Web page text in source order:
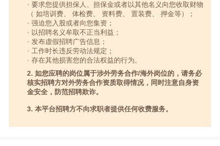
· 要求您提供担保人、担保金或者以其他名义向您收取财物
（ 如培训费、 体检费、 资料费、 置装费、 押金等）；
· 强迫您入股或者向您集资；
· 以招聘名义牟取不正当利益；
· 发布虚假招聘广告信息；
· 工作时长违反劳动法规定；
· 存在其他损害您的合法权益的行为。
2. 如您应聘的岗位属于涉外劳务合作/海外岗位的，请务必
核实招聘方对外劳务合作资质取得情况，同时注意自身资
金安全，防范招聘欺诈。
3. 本平台招聘方不向求职者提供任何收费服务。